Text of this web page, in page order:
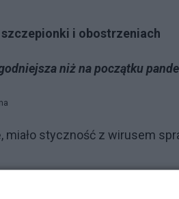
i obostrzeniach
niż na początku
miało styczność z wirusem
chorobą sezonową, która